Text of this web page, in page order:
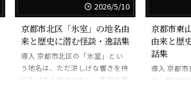
景色ではありません。そこには土
地の記憶が沈み、暮らしの痕跡
と、時に人が目を逸らしたい歴史
の影が、薄く、しかし確かに残り
ます。…お気づきだろうか？ 八
瀬という響きは、明るい観光案内
して人の
憶を、短
る。地名は
る。だが、
景の説明で
くい痕跡で
2026/5/10
京都市北区「氷室」の地名由
来と歴史に潜む怪談・逸話集
導入 京都市北区の「氷室」とい
う地名は、ただ涼しげな響きを持
つだけの土地ではない。名前の奥
京都市東
由来と歴
話集
導入 京都市
は、観光